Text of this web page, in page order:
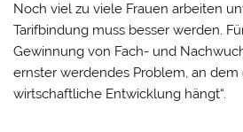
Noch viel zu viele Frauen arbeiten
Tarifbindung muss besser werden.
Gewinnung von Fach- und
ernster werdendes Problem, an dem
wirtschaftliche Entwicklung hängt“.